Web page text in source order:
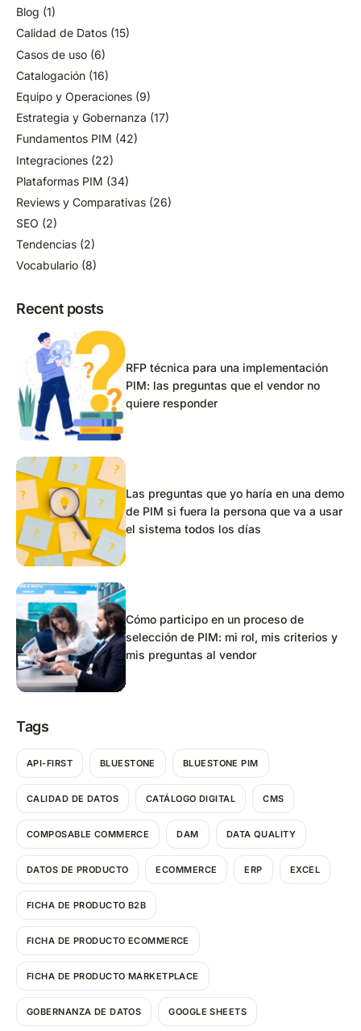
Blog (1)
Calidad de Datos (15)
Casos de uso (6)
Catalogación (16)
Equipo y Operaciones (9)
Estrategia y Gobernanza (17)
Fundamentos PIM (42)
Integraciones (22)
Plataformas PIM (34)
Reviews y Comparativas (26)
SEO (2)
Tendencias (2)
Vocabulario (8)
Recent posts
RFP técnica para una implementación
PIM: las preguntas que el vendor no
quiere responder
Las preguntas que yo haría en una demo
de PIM si fuera la persona que va a usar
el sistema todos los días
Cómo participo en un proceso de
selección de PIM: mi rol, mis criterios y
mis preguntas al vendor
Tags
API-FIRST BLUESTONE BLUESTONE PIM
CALIDAD DE DATOS CATÁLOGO DIGITAL CMS
COMPOSABLE COMMERCE DAM DATA QUALITY
DATOS DE PRODUCTO ECOMMERCE ERP EXCEL
FICHA DE PRODUCTO B2B
FICHA DE PRODUCTO ECOMMERCE
FICHA DE PRODUCTO MARKETPLACE
GOBERNANZA DE DATOS GOOGLE SHEETS